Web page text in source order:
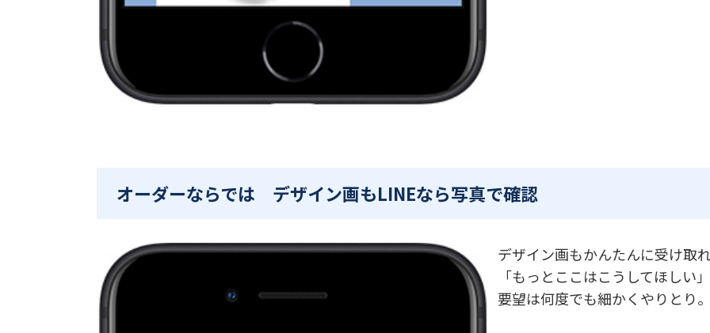
オーダーならでは デザイン画もLINEなら写真で確認
デザイン画もかんたんに受け取
「もっとここはこうしてほしい
要望は何度でも細かくやりとり